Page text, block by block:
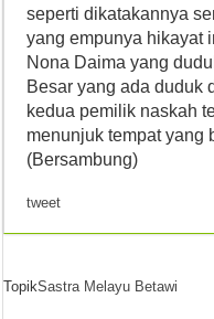
seperti dikatakannya
yang empunya hikayat
Nona Daima yang
Besar yang ada duduk
kedua pemilik naskah
menunjuk tempat yang
(Bersambung)
tweet
TopikSastra Melayu Betawi